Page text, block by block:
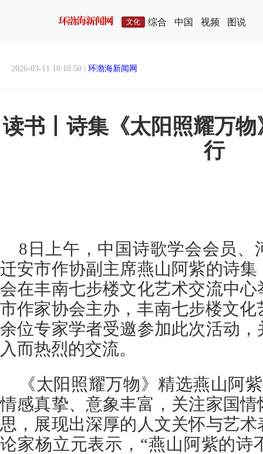
文化 综合 中国 视频 图说
2026-03-11 10:18:50 | 环渤海新闻网
读书丨诗集《太阳照耀万
行
8日上午，中国诗歌学会会员、
迁安市作协副主席燕山阿紫的诗
会在丰南七步楼文化艺术交流中
市作家协会主办，丰南七步楼文
余位专家学者受邀参加此次活动
入而热烈的交流。
《太阳照耀万物》精选燕山阿
情感真挚、意象丰富，关注家国
思，展现出深厚的人文关怀与艺
论家杨立元表示，“燕山阿紫的诗